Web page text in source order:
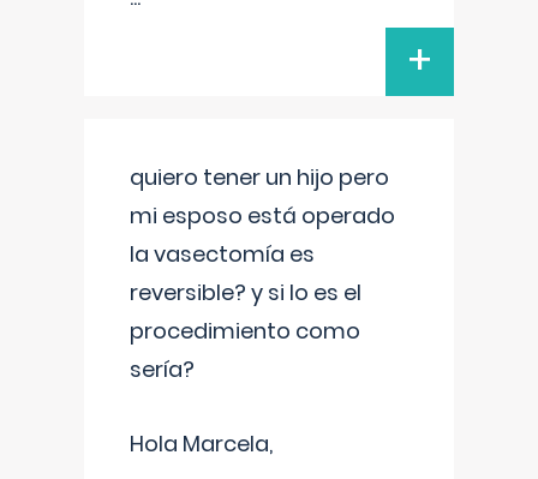
+
quiero tener un hijo pero
mi esposo está operado
la vasectomía es
reversible? y si lo es el
procedimiento como
sería?
Hola Marcela,